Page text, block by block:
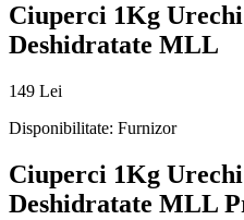
Ciuperci 1Kg
Deshidratate MLL
149 Lei
Disponibilitate: Furnizor
Ciuperci 1Kg
Deshidratate MLL